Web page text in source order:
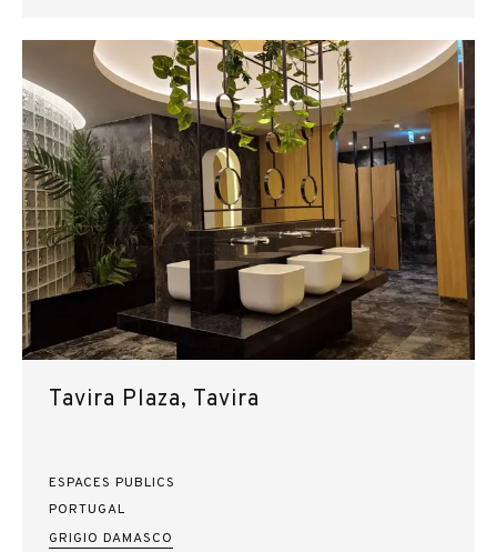
Tavira Plaza, Tavira
ESPACES PUBLICS
PORTUGAL
GRIGIO DAMASCO